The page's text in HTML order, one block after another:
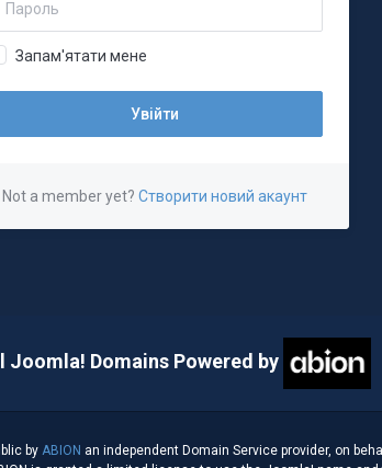
Запам'ятати мене
Not a member yet? Створити новий акаунт
Joomla! Domains Powered by
by ABION an independent Domain Service provider, on